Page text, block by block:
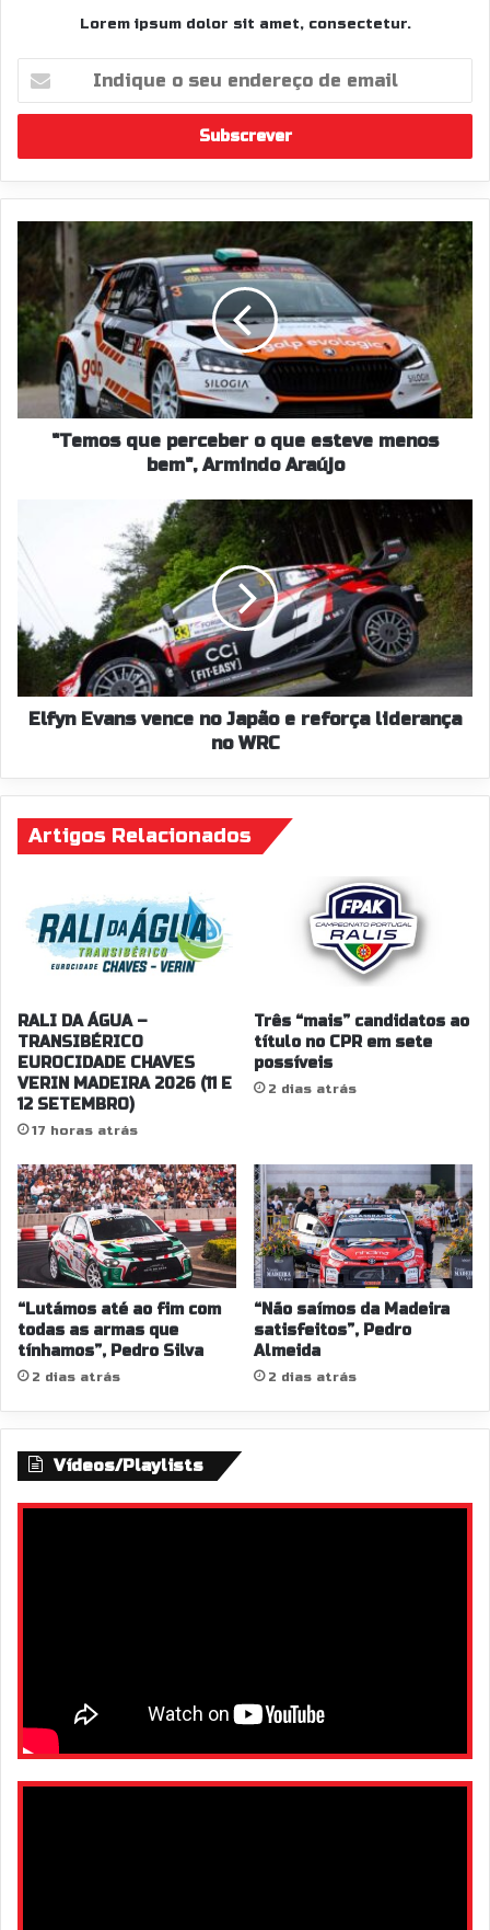
Lorem ipsum dolor sit amet, consectetur.
seu
de
email
"Temos
que
perceber
o
que
esteve
menos
bem",
Armindo
Araújo"Temos que perceber o que esteve menos
bem", Armindo Araújo
Evans
vence
e
reforça
liderança
no
WRC
Elfyn Evans vence no Japão e reforça liderança
no WRC
Artigos Relacionados
RALI DA ÁGUA –
TRANSIBÉRICO
EUROCIDADE CHAVES
VERIN MADEIRA 2026 (11 E
12 SETEMBRO)
17 horas atrás
Três “mais” candidatos ao
título no CPR em sete
possíveis
2 dias atrás
“Lutámos até ao fim com
todas as armas que
tínhamos”, Pedro Silva
2 dias atrás
“Não saímos da Madeira
satisfeitos”, Pedro
Almeida
2 dias atrás
Vídeos/Playlists